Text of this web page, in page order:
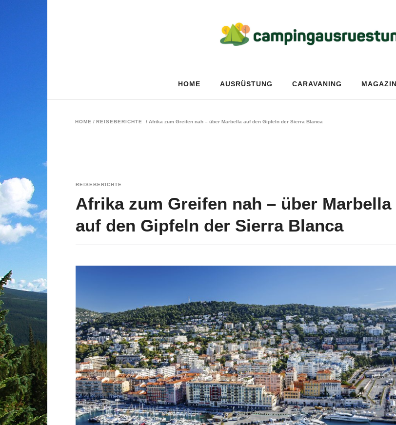
HOME AUSRÜSTUNG CARAVANING MAGAZIN
HOME / REISEBERICHTE / Afrika zum Greifen nah – über Marbella auf den Gipfeln der Sierra Blanca
REISEBERICHTE
Afrika zum Greifen nah – über Marbella
auf den Gipfeln der Sierra Blanca